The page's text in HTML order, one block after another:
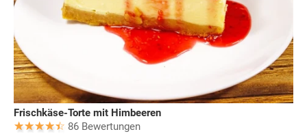
Frischkäse-Torte mit Himbeeren
86 Bewertungen